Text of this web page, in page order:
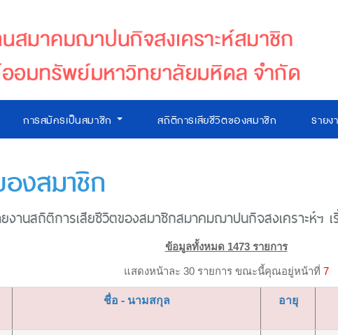
การสมัครเป็นสมาชิก สถิติการเสียชีวิตของสมาชิก รายง
งสมาชิก
งานสถิติการเสียชีวิตของสมาชิกสมาคมฌาปนกิจสงเคราะห์ฯ
ข้อมูลทั้งหมด 1473 รายการ
แสดงหน้าละ 30 รายการ ขณะนี้คุณอยู่หน้าที่ 7
ชื่อ - นามสกุล อายุ